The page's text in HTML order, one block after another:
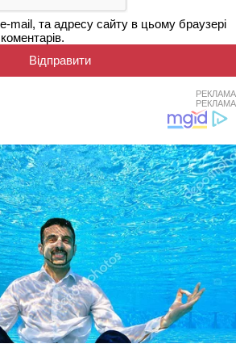
mail, та адресу сайту в цьому браузері
РЕКЛАМА
РЕКЛАМА